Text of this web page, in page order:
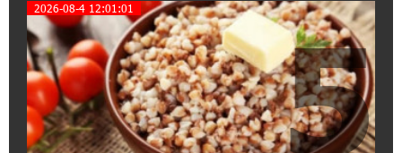
17:07:39 7-08-2026
Նարեկ Կարապետյանը` Կաթողիկոսին
հեռացնել փորձելու մասին
16:57:42 7-08-2026
«ՀայաՔվեն» կանգնած է Հայ առաքելական
2026-08-4 12:01:01
5